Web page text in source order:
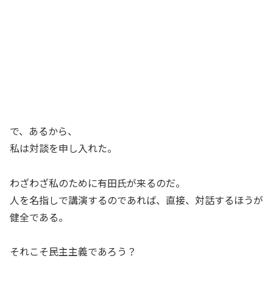
で、あるから、
私は対談を申し入れた。
わざわざ私のために有田氏が来るのだ。
人を名指しで講演するのであれば、直接、対話するほうが
健全である。
それこそ民主主義であろう？